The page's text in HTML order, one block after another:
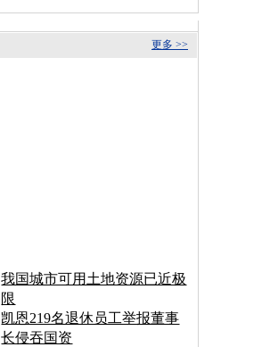
更多 >>
我国城市可用土地资源已近极
限
凯恩219名退休员工举报董事
长侵吞国资